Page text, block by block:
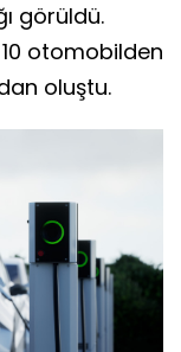
görüldü.
otomobilden
oluştu.